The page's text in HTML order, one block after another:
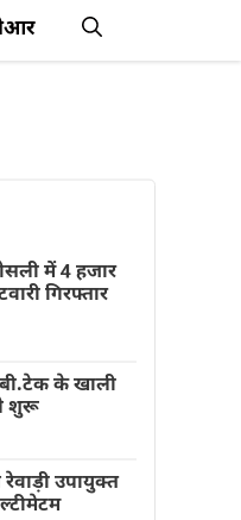
में 4 हजार
गिरफ्तार
के खाली
शुरू
उपायुक्त